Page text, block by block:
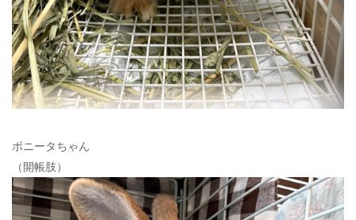
ボニータちゃん
（開帳肢）